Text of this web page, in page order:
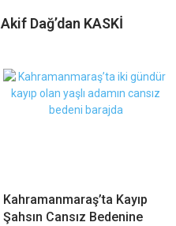
Dağ’dan KASKİ
Kahramanmaraş’ta Kayıp
Şahsın Cansız Bedenine